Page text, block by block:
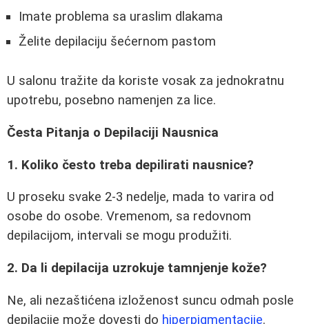
Imate problema sa uraslim dlakama
Želite depilaciju šećernom pastom
U salonu tražite da koriste vosak za jednokratnu
upotrebu, posebno namenjen za lice.
Česta Pitanja o Depilaciji Nausnica
1. Koliko često treba depilirati nausnice?
U proseku svake 2-3 nedelje, mada to varira od
osobe do osobe. Vremenom, sa redovnom
depilacijom, intervali se mogu produžiti.
2. Da li depilacija uzrokuje tamnjenje kože?
Ne, ali nezaštićena izloženost suncu odmah posle
depilacije može dovesti do hiperpigmentacije.